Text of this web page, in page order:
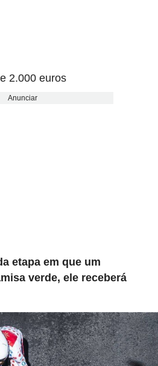
2.000 euros
Anunciar
etapa em que um
verde, ele receberá